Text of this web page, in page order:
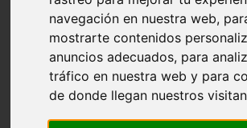
navegación en nuestra web,
mostrarte contenidos
anuncios adecuados, para
tráfico en nuestra web y para
de donde llegan nuestros
Huesca - isábena
Huesca - alquézar
Huesca - castejón-de-sos
Sevilla - marinaleda
Córdoba - almedinilla
Navarra - zangoza
Cantabria - arenas-de-iguña
Barcelona - la-pobla-de-lillet